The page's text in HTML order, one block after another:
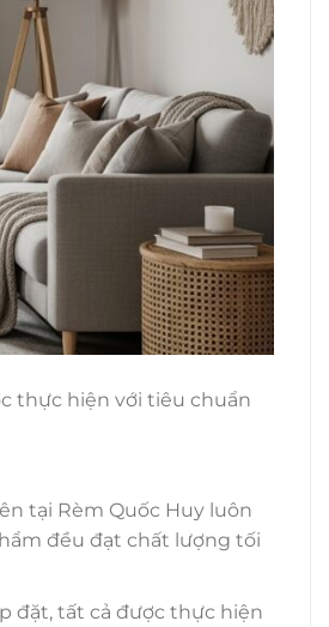
thực hiện với tiêu chuẩn
tại Rèm Quốc Huy luôn
đều đạt chất lượng tối
đặt, tất cả được thực hiện